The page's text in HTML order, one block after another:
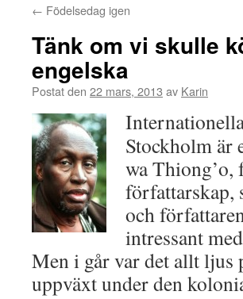
← Födelsedag igen
Tänk om vi skulle
engelska
Postat den 22 mars, 2013 av Karin
Stockholm är
wa Thiong’o,
författarskap,
och
intressant
Men i går var det allt ljus
uppväxt under den